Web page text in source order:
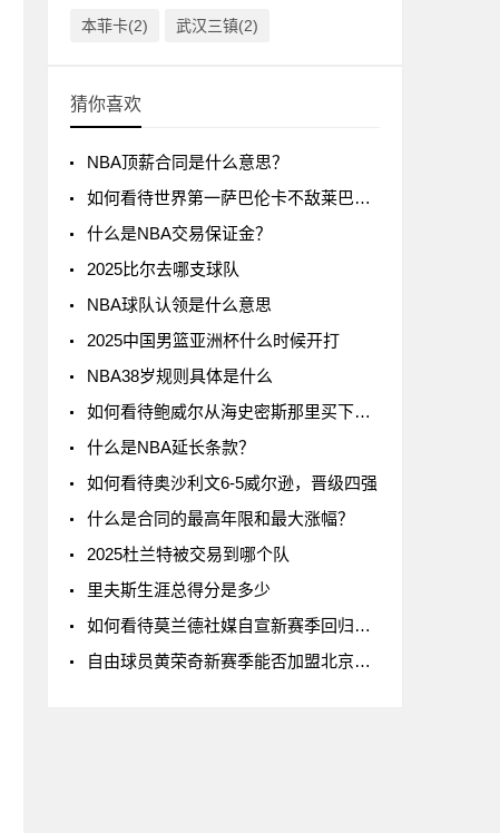
本菲卡(2) 武汉三镇(2)
猜你喜欢
NBA顶薪合同是什么意思？
如何看待世界第一萨巴伦卡不敌莱巴金娜?
什么是NBA交易保证金？
2025比尔去哪支球队
NBA球队认领是什么意思
2025中国男篮亚洲杯什么时候开打
NBA38岁规则具体是什么
如何看待鲍威尔从海史密斯那里买下了24号球衣
什么是NBA延长条款？
如何看待奥沙利文6-5威尔逊，晋级四强
什么是合同的最高年限和最大涨幅？
2025杜兰特被交易到哪个队
里夫斯生涯总得分是多少
如何看待莫兰德社媒自宣新赛季回归辽宁男篮
自由球员黄荣奇新赛季能否加盟北京男篮?